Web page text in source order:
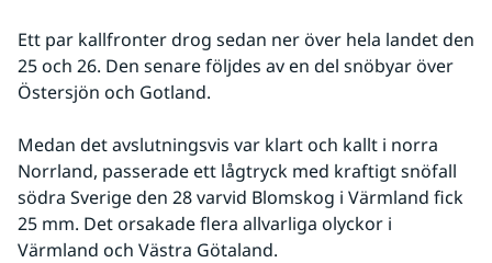
Ett par kallfronter drog sedan ner över hela landet den
25 och 26. Den senare följdes av en del snöbyar över
Östersjön och Gotland.
Medan det avslutningsvis var klart och kallt i norra
Norrland, passerade ett lågtryck med kraftigt snöfall
södra Sverige den 28 varvid Blomskog i Värmland fick
25 mm. Det orsakade flera allvarliga olyckor i
Värmland och Västra Götaland.